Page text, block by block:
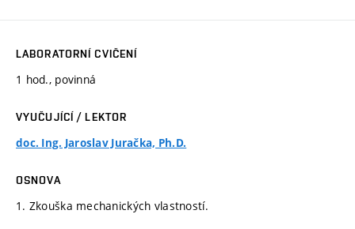
LABORATORNÍ CVIČENÍ
1 hod., povinná
VYUČUJÍCÍ / LEKTOR
doc. Ing. Jaroslav Juračka, Ph.D.
OSNOVA
1. Zkouška mechanických vlastností.